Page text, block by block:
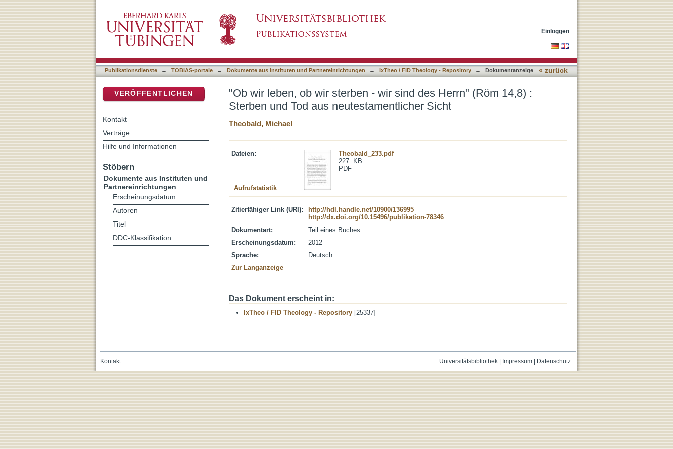
neutestamentlicher Sicht
Einloggen
Publikationsdienste → TOBIAS-portale → Dokumente aus Instituten und Partnereinrichtungen → IxTheo / FID Theology - Repository → Dokumentanzeige « zurück
"Ob wir leben, ob wir sterben - wir sind des Herrn" (Röm 14,8) :
Sterben und Tod aus neutestamentlicher Sicht
Theobald, Michael
Dateien:
Theobald_233.pdf
227. KB
PDF
Aufrufstatistik
Zitierfähiger Link (URI):
http://hdl.handle.net/10900/136995
http://dx.doi.org/10.15496/publikation-78346
Dokumentart:
Teil eines Buches
Erscheinungsdatum:
2012
Sprache:
Deutsch
Zur Langanzeige
Das Dokument erscheint in:
IxTheo / FID Theology - Repository [25337]
VERÖFFENTLICHEN
Kontakt
Verträge
Hilfe und Informationen
Stöbern
Dokumente aus Instituten und
Partnereinrichtungen
Erscheinungsdatum
Autoren
Titel
DDC-Klassifikation
Universitätsbibliothek| Impressum| Datenschutz
Kontakt